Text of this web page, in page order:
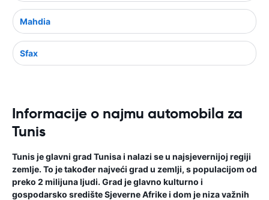
Mahdia
Sfax
Informacije o najmu automobila za
Tunis
Tunis je glavni grad Tunisa i nalazi se u najsjevernijoj regiji
zemlje. To je također najveći grad u zemlji, s populacijom od
preko 2 milijuna ljudi. Grad je glavno kulturno i
gospodarsko središte Sjeverne Afrike i dom je niza važnih